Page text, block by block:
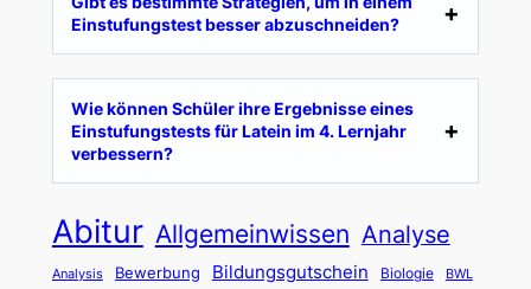
Einstufungstest besser abzuschneiden?
Wie können Schüler ihre Ergebnisse eines
Einstufungstests für Latein im 4. Lernjahr
verbessern?
Abitur Allgemeinwissen Analyse
Analysis Bewerbung Bildungsgutschein Biologie BWL